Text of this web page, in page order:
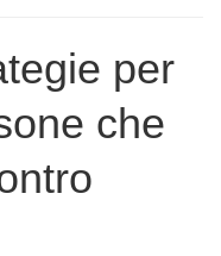
per
che